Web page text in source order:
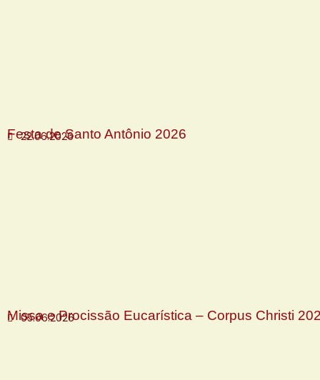
Festa de Santo Antônio 2026
22.06.2026
Missa e Procissão Eucarística – Corpus Christi
05.06.2026